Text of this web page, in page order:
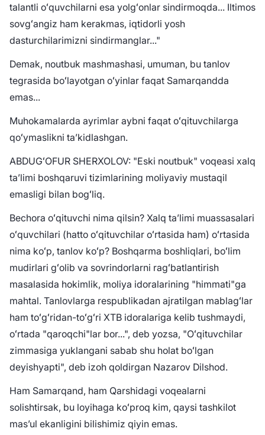
talantli oʻquvchilarni esa yolgʻonlar sindirmoqda... Iltimos
sovgʻangiz ham kerakmas, iqtidorli yosh
dasturchilarimizni sindirmanglar..."
Demak, noutbuk mashmashasi, umuman, bu tanlov
tegrasida boʻlayotgan oʻyinlar faqat Samarqandda
emas...
Muhokamalarda ayrimlar aybni faqat oʻqituvchilarga
qoʻymaslikni taʼkidlashgan.
ABDUGʻOFUR SHERXOLOV: "Eski noutbuk" voqeasi xalq
taʼlimi boshqaruvi tizimlarining moliyaviy mustaqil
emasligi bilan bogʻliq.
Bechora oʻqituvchi nima qilsin? Xalq taʼlimi muassasalari
oʻquvchilari (hatto oʻqituvchilar oʻrtasida ham) oʻrtasida
nima koʻp, tanlov koʻp? Boshqarma boshliqlari, boʻlim
mudirlari gʻolib va sovrindorlarni ragʻbatlantirish
masalasida hokimlik, moliya idoralarining "himmati"ga
mahtal. Tanlovlarga respublikadan ajratilgan mablagʻlar
ham toʻgʻridan-toʻgʻri XTB idoralariga kelib tushmaydi,
oʻrtada "qaroqchi"lar bor...", deb yozsa, "Oʻqituvchilar
zimmasiga yuklangani sabab shu holat boʻlgan
deyishyapti", deb izoh qoldirgan Nazarov Dilshod.
Ham Samarqand, ham Qarshidagi voqealarni
solishtirsak, bu loyihaga koʻproq kim, qaysi tashkilot
masʼul ekanligini bilishimiz qiyin emas.